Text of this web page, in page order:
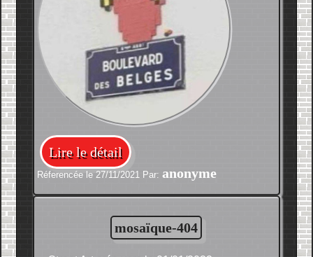
Lire le détail
Réferencée le 27/11/2021 Par:anonyme
mosaïque-404